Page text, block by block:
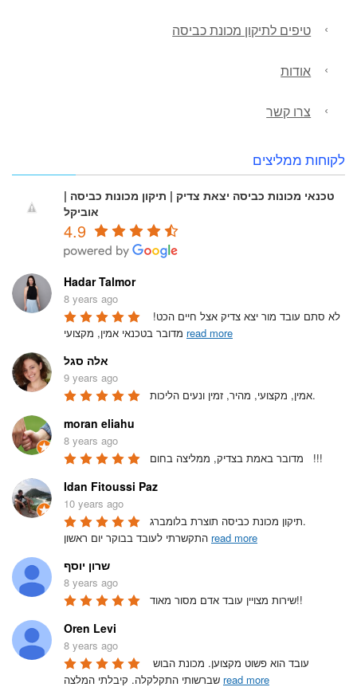
טיפים לתיקון מכונת כביסה
אודות
צרו קשר
לקוחות ממליצים
טכנאי מכונות כביסה יצאת צדיק | תיקון מכונות כביסה |
אוביקל
4.9
Hadar Talmor
8 years ago
read more
אלה סגל
9 years ago
אמין, מקצועי, מהיר, זמין ונעים הליכות.
moran eliahu
8 years ago
מדובר באמת בצדיק, ממליצה בחום   !!!
Idan Fitoussi Paz
10 years ago
תיקון מכונת כביסה תוצרת בלומברג.
read more
שרון יוסף
8 years ago
שירות מצויין עובד אדם מסור מאוד!!
Oren Levi
8 years ago
read more